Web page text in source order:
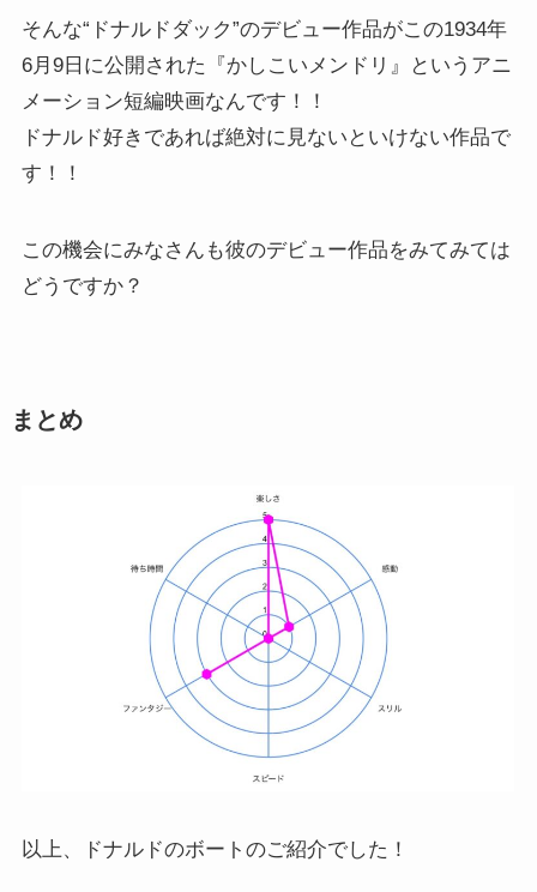
そんな“ドナルドダック”のデビュー作品がこの1934年
6月9日に公開された『かしこいメンドリ』というアニ
メーション短編映画なんです！！
ドナルド好きであれば絶対に見ないといけない作品で
す！！
この機会にみなさんも彼のデビュー作品をみてみては
どうですか？
まとめ
以上、ドナルドのボートのご紹介でした！